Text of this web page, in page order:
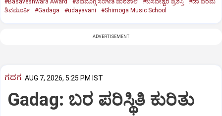
ಶಿವಮೂರ್ತಿ
#Gadaga #udayavani #Shimoga Music School
ADVERTISEMENT
ಗದಗ AUG 7, 2026, 5:25 PM IST
Gadag: ಬರ ಪರಿಸ್ಥಿತಿ ಕುರಿತು